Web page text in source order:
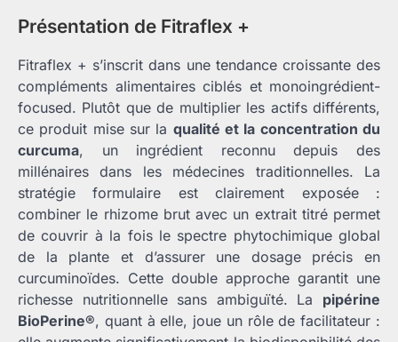
Présentation de Fitraflex +
Fitraflex + s’inscrit dans une tendance croissante des
compléments alimentaires ciblés et monoingrédient-
focused. Plutôt que de multiplier les actifs différents,
ce produit mise sur la qualité et la concentration du
curcuma, un ingrédient reconnu depuis des
millénaires dans les médecines traditionnelles. La
stratégie formulaire est clairement exposée :
combiner le rhizome brut avec un extrait titré permet
de couvrir à la fois le spectre phytochimique global
de la plante et d’assurer une dosage précis en
curcuminoïdes. Cette double approche garantit une
richesse nutritionnelle sans ambiguïté. La pipérine
BioPerine®, quant à elle, joue un rôle de facilitateur :